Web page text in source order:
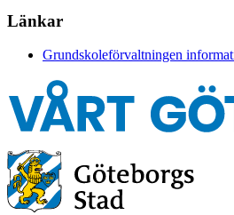
Länkar
Grundskoleförvaltningen